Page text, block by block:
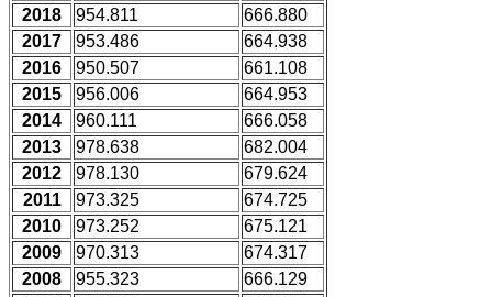
2018
954.811
666.880
2017
953.486
664.938
2016
950.507
661.108
2015
956.006
664.953
2014
960.111
666.058
2013
978.638
682.004
2012
978.130
679.624
2011
973.325
674.725
2010
973.252
675.121
2009
970.313
674.317
2008
955.323
666.129